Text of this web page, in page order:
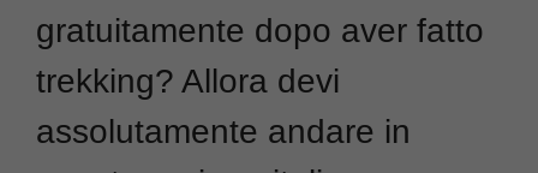
gratuitamente dopo aver fatto
trekking? Allora devi
assolutamente andare in